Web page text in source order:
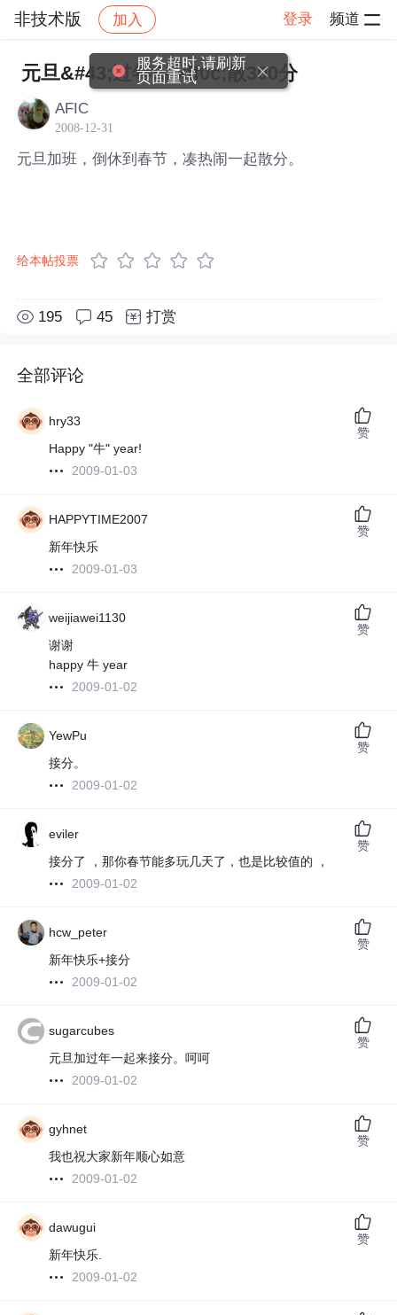
非技术版 加入 登录 频道
社区 非技术版 帖子详情
元旦&#43;过年&#xff0c;散300分
AFIC
2008-12-31
元旦加班，倒休到春节，凑热闹一起散分。
给本帖投票
195 45 打赏
全部评论
hry33
Happy "牛" year!
2009-01-03
赞
HAPPYTIME2007
新年快乐
2009-01-03
赞
weijiawei1130
谢谢
happy 牛 year
2009-01-02
赞
YewPu
接分。
2009-01-02
赞
eviler
接分了 ，那你春节能多玩几天了，也是比较值的 ，
2009-01-02
赞
hcw_peter
新年快乐+接分
2009-01-02
赞
sugarcubes
元旦加过年一起来接分。呵呵
2009-01-02
赞
gyhnet
我也祝大家新年顺心如意
2009-01-02
赞
dawugui
新年快乐.
2009-01-02
赞
服务超时,请刷新
页面重试